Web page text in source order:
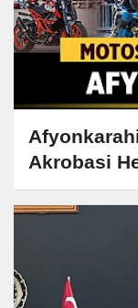
Akrobasi